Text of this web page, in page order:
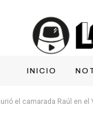
INICIO
el camarada Raúl en el